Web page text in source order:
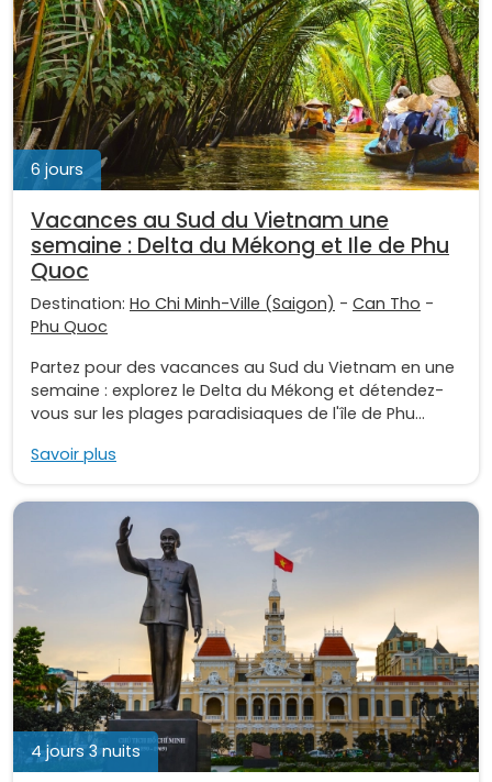
6 jours
Vacances au Sud du Vietnam une
semaine : Delta du Mékong et Ile de Phu
Quoc
Destination: Ho Chi Minh-Ville (Saigon) - Can Tho -
Phu Quoc
Partez pour des vacances au Sud du Vietnam en une
semaine : explorez le Delta du Mékong et détendez-
vous sur les plages paradisiaques de l'île de Phu...
Savoir plus
4 jours 3 nuits